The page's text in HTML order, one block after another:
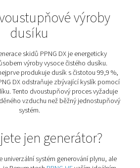
s proměnlivými otáčkami,
systému pro čištění dusíku PPNG
účinná filtrace, úprava kondenzátu,
a dusík, Řídicí jednotka PLC
v jednom“: Všechny komponenty
integrovány a testovány.
99,999 % N₂:Využijte
nejnáročnější specifikace
Několik vrstev filtrace je
kontaminace.